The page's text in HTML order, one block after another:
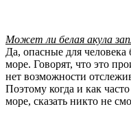
Может ли белая акула
Да, опасные для
море. Говорят, что это
нет возможности
Поэтому когда и как
море, сказать никто не